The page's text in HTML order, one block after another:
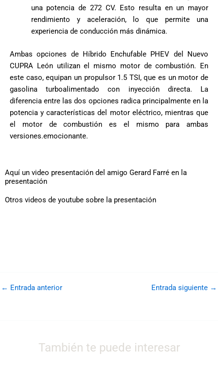
una potencia de 272 CV. Esto resulta en un mayor
rendimiento y aceleración, lo que permite una
experiencia de conducción más dinámica.
Ambas opciones de Híbrido Enchufable PHEV del Nuevo
CUPRA León utilizan el mismo motor de combustión. En
este caso, equipan un propulsor 1.5 TSI, que es un motor de
gasolina turboalimentado con inyección directa. La
diferencia entre las dos opciones radica principalmente en la
potencia y características del motor eléctrico, mientras que
el motor de combustión es el mismo para ambas
versiones.emocionante.
Aquí un video presentación del amigo Gerard Farré en la
presentación
Otros videos de youtube sobre la presentación
← Entrada anterior Entrada siguiente →
También te puede interesar